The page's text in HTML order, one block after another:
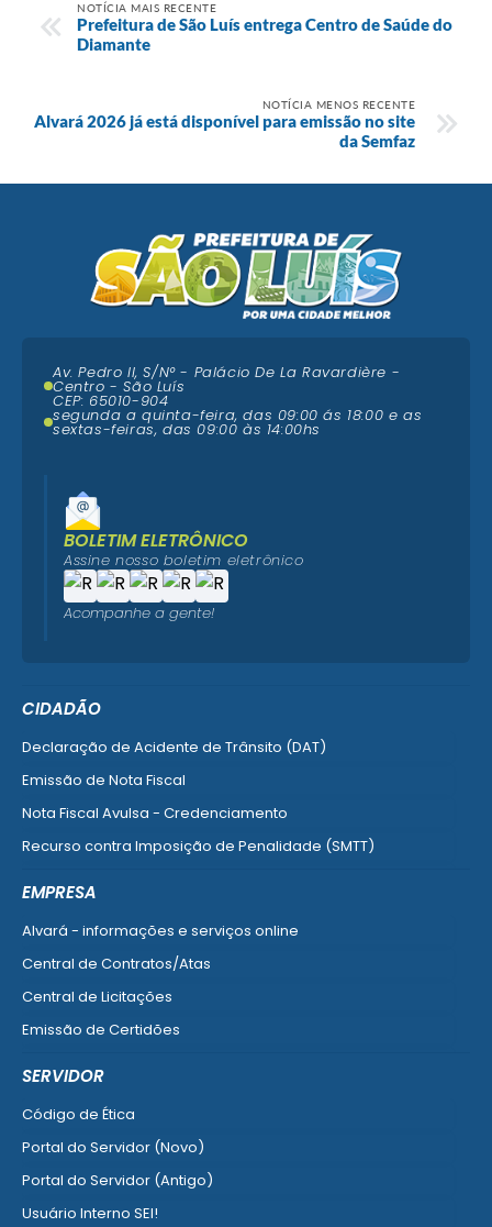
NOTÍCIA MAIS RECENTE
Prefeitura de São Luís entrega Centro de Saúde do
Diamante
NOTÍCIA MENOS RECENTE
Alvará 2026 já está disponível para emissão no site
da Semfaz
CIDADÃO
Declaração de Acidente de Trânsito (DAT)
Emissão de Nota Fiscal
Nota Fiscal Avulsa - Credenciamento
Recurso contra Imposição de Penalidade (SMTT)
EMPRESA
Alvará - informações e serviços online
Central de Contratos/Atas
Central de Licitações
Emissão de Certidões
SERVIDOR
Código de Ética
Portal do Servidor (Novo)
Portal do Servidor (Antigo)
Usuário Interno SEI!
Av. Pedro II, S/N° - Palácio De La Ravardière -
Centro - São Luís
CEP: 65010-904
segunda a quinta-feira, das 09:00 ás 18:00 e as
sextas-feiras, das 09:00 às 14:00hs
BOLETIM ELETRÔNICO
Assine nosso boletim eletrônico
Acompanhe a gente!